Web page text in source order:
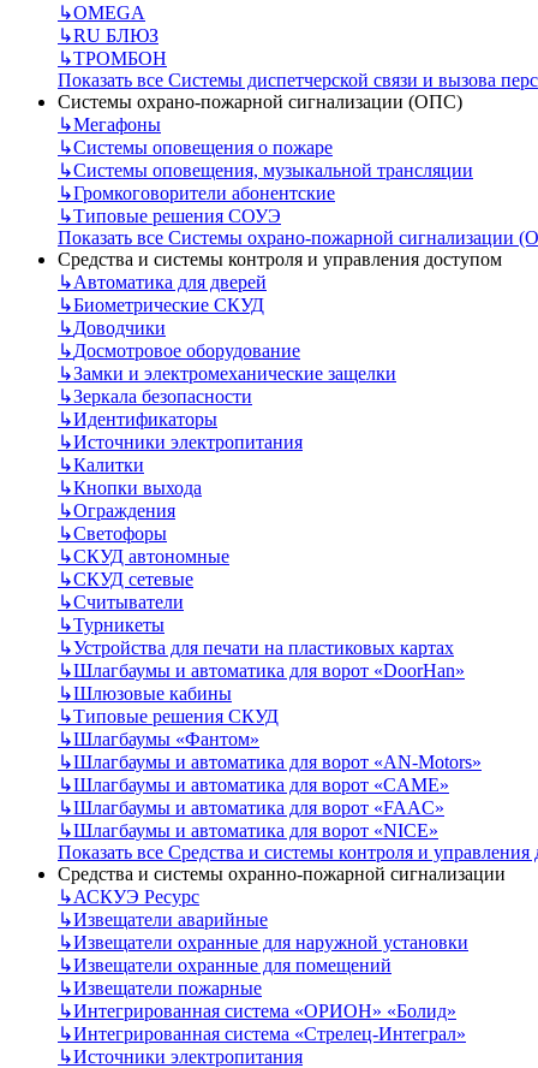
↳OMEGA
↳RU БЛЮЗ
↳ТРОМБОН
Показать все Системы диспетчерской связи и вызова
Системы охрано-пожарной сигнализации (ОПС)
↳Мегафоны
↳Системы оповещения о пожаре
↳Системы оповещения, музыкальной трансляции
↳Громкоговорители абонентские
↳Типовые решения СОУЭ
Показать все Системы охрано-пожарной сигнализации
Средства и системы контроля и управления доступом
↳Автоматика для дверей
↳Биометрические СКУД
↳Доводчики
↳Досмотровое оборудование
↳Замки и электромеханические защелки
↳Зеркала безопасности
↳Идентификаторы
↳Источники электропитания
↳Калитки
↳Кнопки выхода
↳Ограждения
↳Светофоры
↳СКУД автономные
↳СКУД сетевые
↳Считыватели
↳Турникеты
↳Устройства для печати на пластиковых картах
↳Шлагбаумы и автоматика для ворот «DoorHan»
↳Шлюзовые кабины
↳Типовые решения СКУД
↳Шлагбаумы «Фантом»
↳Шлагбаумы и автоматика для ворот «AN-Motors»
↳Шлагбаумы и автоматика для ворот «CAME»
↳Шлагбаумы и автоматика для ворот «FAAC»
↳Шлагбаумы и автоматика для ворот «NICE»
Показать все Средства и системы контроля и управления
Средства и системы охранно-пожарной сигнализации
↳АСКУЭ Ресурс
↳Извещатели аварийные
↳Извещатели охранные для наружной установки
↳Извещатели охранные для помещений
↳Извещатели пожарные
↳Интегрированная система «ОРИОН» «Болид»
↳Интегрированная система «Стрелец-Интеграл»
↳Источники электропитания